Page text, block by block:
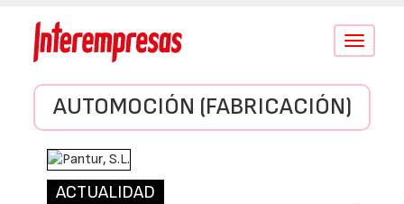
Conmutar
AUTOMOCIÓN (FABRICACIÓN)
ACTUALIDAD